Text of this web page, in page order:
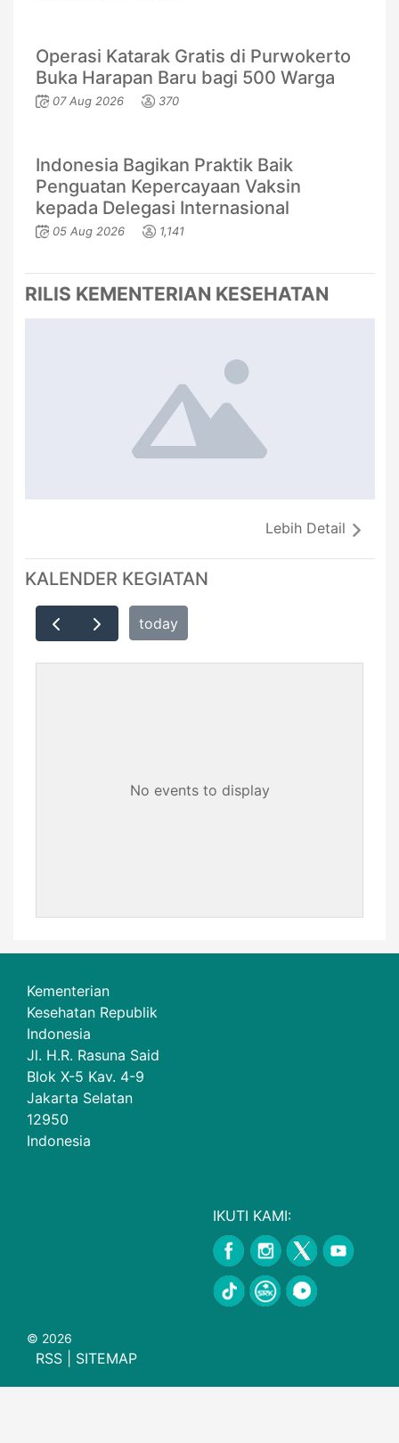
Operasi Katarak Gratis di Purwokerto
Buka Harapan Baru bagi 500 Warga
07 Aug 2026 370
Indonesia Bagikan Praktik Baik
Penguatan Kepercayaan Vaksin
kepada Delegasi Internasional
05 Aug 2026 1,141
RILIS KEMENTERIAN KESEHATAN
Lebih Detail
KALENDER KEGIATAN
today
No events to display
Kementerian
Kesehatan Republik
Indonesia
Jl. H.R. Rasuna Said
Blok X-5 Kav. 4-9
Jakarta Selatan
12950
Indonesia
IKUTI KAMI:
© 2026
RSS SITEMAP